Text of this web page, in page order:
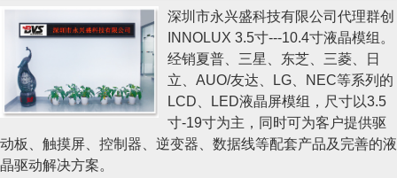
深圳市永兴盛科技有限公司代理群创
INNOLUX 3.5寸---10.4寸液晶模组。
经销夏普、三星、东芝、三菱、日
立、AUO/友达、LG、NEC等系列的
LCD、LED液晶屏模组，尺寸以3.5
寸-19寸为主，同时可为客户提供驱
动板、触摸屏、控制器、逆变器、数据线等配套产品及完善的液
晶驱动解决方案。